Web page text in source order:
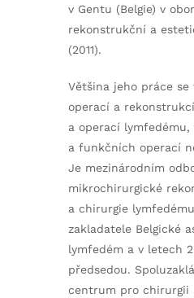
v Gentu (Belgie) v
rekonstrukční a
(2011).
Většina jeho práce
operací a
a operací
a funkčních operací
Je mezinárodním
mikrochirurgické
a chirurgie
zakladatele Belgické
lymfedém a v letech
předsedou.
centrum pro chirurgii